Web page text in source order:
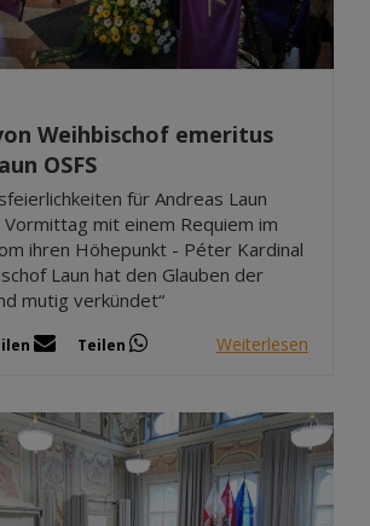
Weihbischof emeritus
OSFS
für Andreas Laun
mit einem Requiem im
ihren Höhepunkt - Péter Kardinal
Laun hat den Glauben der
mutig verkündet“
Teilen Weiterlesen